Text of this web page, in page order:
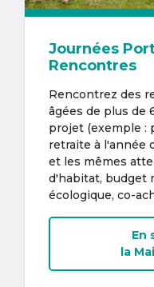
Journées
Rencontres
Rencontrez des
âgées de plus de
projet (exemple :
retraite à l'année
et les mêmes
d'habitat, budget
écologique, co-
En
la